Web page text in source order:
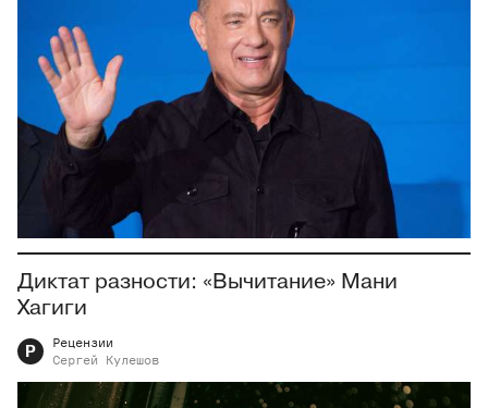
Диктат разности: «Вычитание» Мани
Хагиги
Р
Рецензии
Сергей
Кулешов